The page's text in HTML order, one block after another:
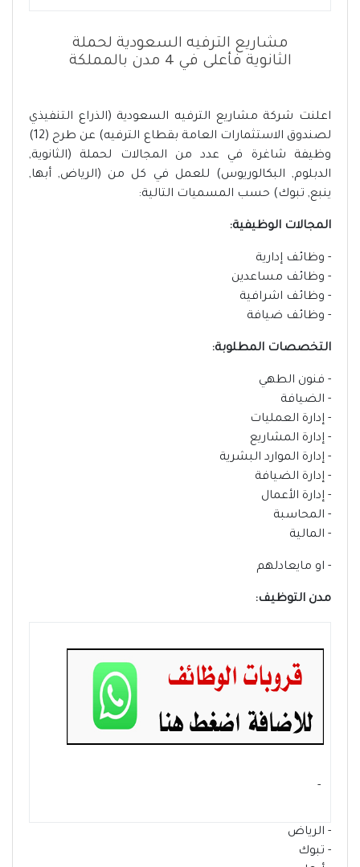
مشاريع الترفيه السعودية لحملة
الثانوية فأعلى في 4 مدن بالمملكة
اعلنت شركة مشاريع الترفيه السعودية (الذراع التنفيذي
لصندوق الاستثمارات العامة بقطاع الترفيه) عن طرح (12)
وظيفة شاغرة في عدد من المجالات لحملة (الثانوية,
الدبلوم, البكالوريوس) للعمل في كل من (الرياض, أبها,
ينبع, تبوك) حسب المسميات التالية:
المجالات الوظيفية:
- وظائف إدارية
- وظائف مساعدين
- وظائف اشرافية
- وظائف ضيافة
التخصصات المطلوبة:
- فنون الطهي
- الضيافة
- إدارة العمليات
- إدارة المشاريع
- إدارة الموارد البشرية
- إدارة الضيافة
- إدارة الأعمال
- المحاسبة
- المالية
- او مايعادلهم
مدن التوظيف:
- ‏
- الرياض
- تبوك